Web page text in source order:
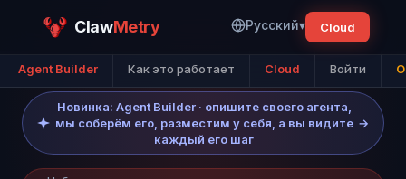
ClawMetry Русский▾ Cloud
Agent Builder Как это работает Cloud Войти
Новинка: Agent Builder · опишите своего агента,
мы соберём его, разместим у себя, а вы видите
каждый его шаг
→